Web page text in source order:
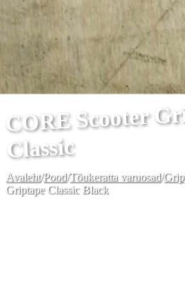
CORE Scooter
Classic
Avaleht/Pood/Tõukeratta varuosad/
Griptape Classic Black